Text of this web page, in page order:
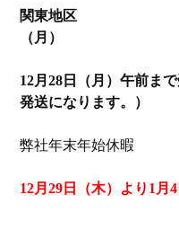
関東地
（月）
12月28日（月）午前ま
発送になります。）
弊社年末年始休暇
12月29日（木）より1月